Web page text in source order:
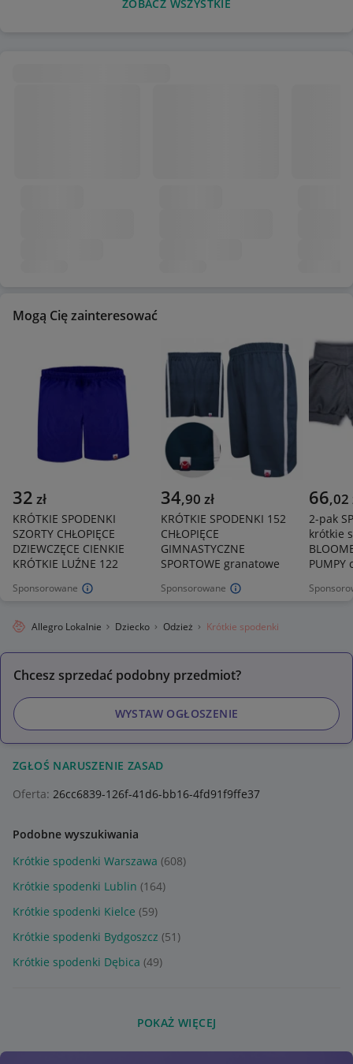
ZOBACZ WSZYSTKIE
Mogą Cię zainteresować
Sponsorowane
32 zł
KRÓTKIE SPODENKI
SZORTY CHŁOPIĘCE
DZIEWCZĘCE CIENKIE
KRÓTKIE LUŹNE 122
Sponsorowane
34,90 zł
KRÓTKIE SPODENKI 152
CHŁOPIĘCE
GIMNASTYCZNE
SPORTOWE granatowe
66,02
2-pak
krótkie
PUMPY
Allegro Lokalnie Dziecko Odzież Krótkie spodenki
Chcesz sprzedać podobny przedmiot?
WYSTAW OGŁOSZENIE
ZGŁOŚ NARUSZENIE ZASAD
Oferta: 26cc6839-126f-41d6-bb16-4fd91f9ffe37
Podobne wyszukiwania
Krótkie spodenki Warszawa (608)
Krótkie spodenki Lublin (164)
Krótkie spodenki Kielce (59)
Krótkie spodenki Bydgoszcz (51)
Krótkie spodenki Dębica (49)
POKAŻ WIĘCEJ